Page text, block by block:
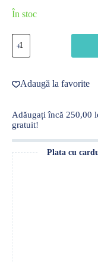
În stoc
Cantitate
Forța
gândirii
Adaugă la favorite
Adăugați încă 250,00
gratuit!
Plata cu